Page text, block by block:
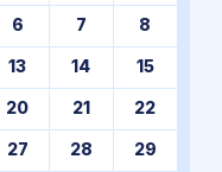
6 7 8
13 14 15
20 21 22
27 28 29